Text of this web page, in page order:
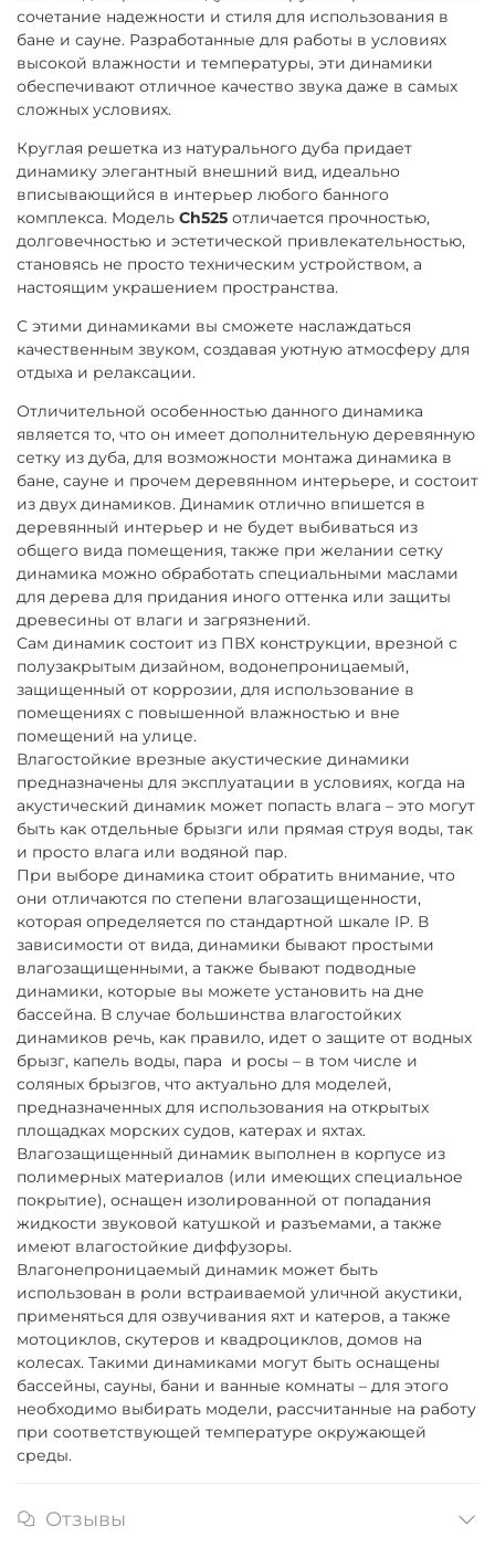
сочетание надежности и стиля для использования в
бане и сауне. Разработанные для работы в условиях
высокой влажности и температуры, эти динамики
обеспечивают отличное качество звука даже в самых
сложных условиях.
Круглая решетка из натурального дуба придает
динамику элегантный внешний вид, идеально
вписывающийся в интерьер любого банного
комплекса. Модель Ch525 отличается прочностью,
долговечностью и эстетической привлекательностью,
становясь не просто техническим устройством, а
настоящим украшением пространства.
С этими динамиками вы сможете наслаждаться
качественным звуком, создавая уютную атмосферу для
отдыха и релаксации.
Отличительной особенностью данного динамика
является то, что он имеет дополнительную деревянную
сетку из дуба, для возможности монтажа динамика в
бане, сауне и прочем деревянном интерьере, и состоит
из двух динамиков. Динамик отлично впишется в
деревянный интерьер и не будет выбиваться из
общего вида помещения, также при желании сетку
динамика можно обработать специальными маслами
для дерева для придания иного оттенка или защиты
древесины от влаги и загрязнений.
Сам динамик состоит из ПВХ конструкции, врезной с
полузакрытым дизайном, водонепроницаемый,
защищенный от коррозии, для использование в
помещениях с повышенной влажностью и вне
помещений на улице.
Влагостойкие врезные акустические динамики
предназначены для эксплуатации в условиях, когда на
акустический динамик может попасть влага – это могут
быть как отдельные брызги или прямая струя воды, так
и просто влага или водяной пар.
При выборе динамика стоит обратить внимание, что
они отличаются по степени влагозащищенности,
которая определяется по стандартной шкале IP. В
зависимости от вида, динамики бывают простыми
влагозащищенными, а также бывают подводные
динамики, которые вы можете установить на дне
бассейна. В случае большинства влагостойких
динамиков речь, как правило, идет о защите от водных
брызг, капель воды, пара и росы – в том числе и
соляных брызгов, что актуально для моделей,
предназначенных для использования на открытых
площадках морских судов, катерах и яхтах.
Влагозащищенный динамик выполнен в корпусе из
полимерных материалов (или имеющих специальное
покрытие), оснащен изолированной от попадания
жидкости звуковой катушкой и разъемами, а также
имеют влагостойкие диффузоры.
Влагонепроницаемый динамик может быть
использован в роли встраиваемой уличной акустики,
применяться для озвучивания яхт и катеров, а также
мотоциклов, скутеров и квадроциклов, домов на
колесах. Такими динамиками могут быть оснащены
бассейны, сауны, бани и ванные комнаты – для этого
необходимо выбирать модели, рассчитанные на работу
при соответствующей температуре окружающей
среды.
Отзывы